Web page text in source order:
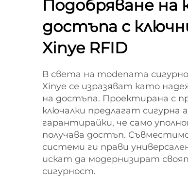
Подобряване на
достъпа с
Xinye RFID
В света на modenата
Xinye се изразяват като
на достъпа. Проектирана с
ключалки предлагат сигурна
гарантирайки, че само
получава достъп.
системи ги прави
искат да модернизират
сигурност.